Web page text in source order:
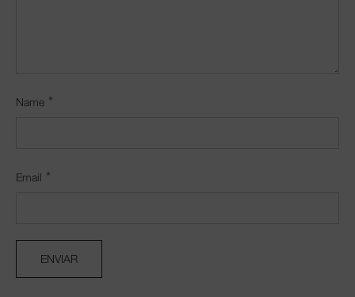
Name *
Email *